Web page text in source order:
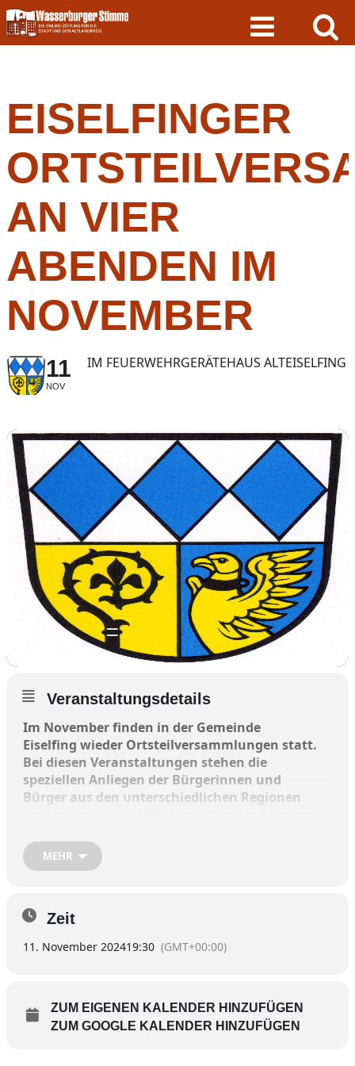
Skip
to
content
EISELFINGER
AN VIER
ABENDEN IM
NOVEMBER
11
NOV
IM FEUERWEHRGERÄTEHAUS ALTEISELFING
Veranstaltungsdetails
Im November finden in der Gemeinde
Eiselfing wieder Ortsteilversammlungen statt.
Bei diesen Veranstaltungen stehen die
speziellen Anliegen der Bürgerinnen und
Bürger aus den unterschiedlichen Regionen
Reinthaler Wünsche, Anregungen sowie
Kritikpunkte vorgebracht und diskutiert
Die jeweils um 19.30 Uhr beginnenden
Versammlungen finden an den folgenden
Donnerstag, 7. November, im Gasthaus Sanftl,
Eiselfing
MEHR
Zeit
11. November 202419:30 (GMT+00:00)
ZUM EIGENEN KALENDER HINZUFÜGEN
ZUM GOOGLE KALENDER HINZUFÜGEN